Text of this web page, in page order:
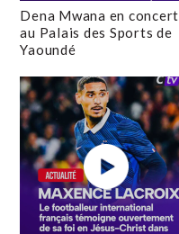
Dena Mwana en concert
au Palais des Sports de
Yaoundé